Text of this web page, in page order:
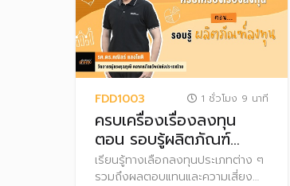
FDD1003 1 ชั่วโมง 9 นาที
ครบเครื่องเรื่องลงทุน
ตอน รอบรู้ผลิตภัณฑ์
ลงทุน
เรียนรู้ทางเลือกลงทุนประเภทต่าง ๆ
รวมถึงผลตอบแทนและความเสี่ยง